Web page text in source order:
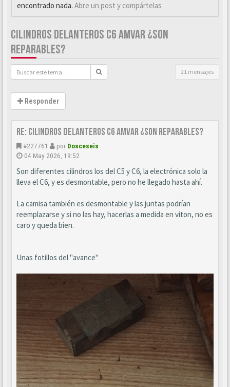
encontrado nada. Abre un post y compártelas
CILINDROS DELANTEROS C6 AMVAR ¿SON
REPARABLES?
21 mensajes
Responder
Re: CILINDROS DELANTEROS C6 AMVAR ¿SON REPARABLES?
#227761 por Dosceseis
04 May 2026, 19:52
Son diferentes cilindros los del C5 y C6, la electrónica solo la
lleva el C6, y es desmontable, pero no he llegado hasta ahí.
La camisa también es desmontable y las juntas podrían
reemplazarse y si no las hay, hacerlas a medida en viton, no es
caro y queda bien.
Unas fotillos del "avance"